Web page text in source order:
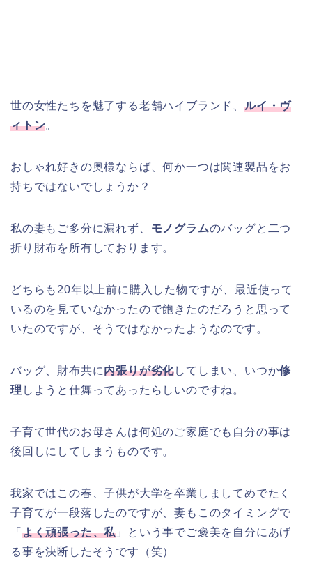
世の女性たちを魅了する老舗ハイブランド、 ルイ・ヴ
ィトン。
おしゃれ好きの奥様ならば、何か一つは関連製品をお
持ちではないでしょうか？
私の妻もご多分に漏れず、 モノグラムのバッグと二つ
折り財布を所有しております。
どちらも20年以上前に購入した物ですが、最近使って
いるのを見ていなかったので飽きたのだろうと思って
いたのですが、そうではなかったようなのです。
バッグ、財布共に内張りが劣化してしまい、いつか修
理 しようと仕舞ってあったらしいのですね。
子育て世代のお母さんは何処のご家庭でも自分の事は
後回しにしてしまうものです。
我家ではこの春、子供が大学を卒業しましてめでたく
子育てが一段落したのですが、妻もこのタイミングで
「 よく頑張った、私 」という事でご褒美を自分にあげ
る事を決断したそうです（笑）